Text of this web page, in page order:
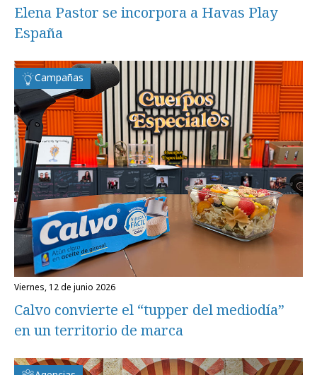
Elena Pastor se incorpora a Havas Play
España
Campañas
viernes, 12 de junio 2026
Calvo convierte el “tupper del mediodía”
en un territorio de marca